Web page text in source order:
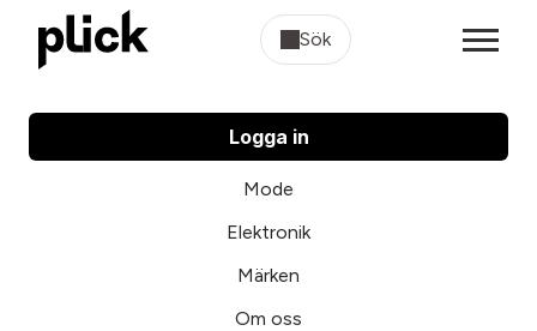
Sök
Logga in
Mode
Elektronik
Märken
Om oss